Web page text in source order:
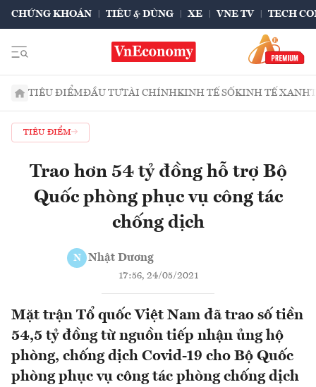
CHỨNG KHOÁN TIÊU & DÙNG XE VNE TV TECH
TIÊU ĐIỂMĐẦU TƯTÀI CHÍNHKINH TẾ SỐKINH TẾ XANH
TIÊU ĐIỂM
Trao hơn 54 tỷ đồng hỗ trợ Bộ
Quốc phòng phục vụ công tác
chống dịch
N Nhật Dương
17:56, 24/05/2021
Mặt trận Tổ quốc Việt Nam đã trao số tiền
54,5 tỷ đồng từ nguồn tiếp nhận ủng hộ
phòng, chống dịch Covid-19 cho Bộ Quốc
phòng phục vụ công tác phòng chống dịch